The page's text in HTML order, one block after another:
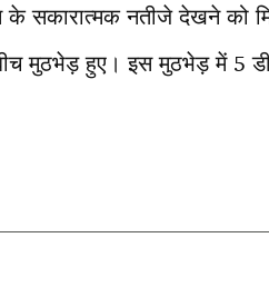
सकारात्मक नतीजे देखने को
मुठभेड़ हुए। इस मुठभेड़ में 5